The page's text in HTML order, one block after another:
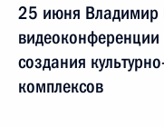
25 июня Владимир
создания
комплексов